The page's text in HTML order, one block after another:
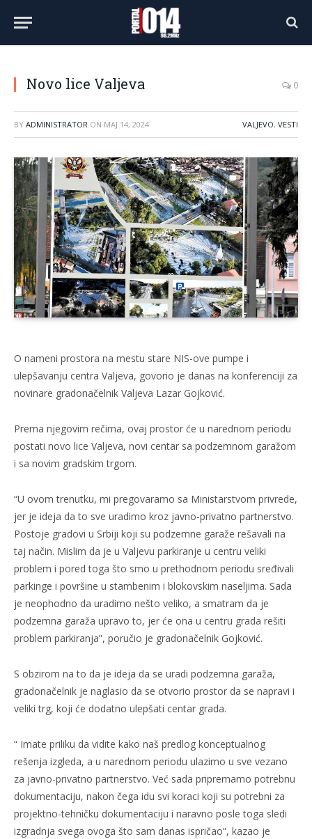
Novo lice Valjeva 0
BY ADMINISTRATOR ON МАЈ 14, 2024 VALJEVO, VESTI
O nameni prostora na mestu stare NIS-ove pumpe i
ulepšavanju centra Valjeva, govorio je danas na konferenciji za
novinare gradonačelnik Valjeva Lazar Gojković.
Prema njegovim rečima, ovaj prostor će u narednom periodu
postati novo lice Valjeva, novi centar sa podzemnom garažom
i sa novim gradskim trgom.
“U ovom trenutku, mi pregovaramo sa Ministarstvom privrede,
jer je ideja da to sve uradimo kroz javno-privatno partnerstvo.
Postoje gradovi u Srbiji koji su podzemne garaže rešavali na
taj način. Mislim da je u Valjevu parkiranje u centru veliki
problem i pored toga što smo u prethodnom periodu sređivali
parkinge i površine u stambenim i blokovskim naseljima. Sada
je neophodno da uradimo nešto veliko, a smatram da je
podzemna garaža upravo to, jer će ona u centru grada rešiti
problem parkiranja”, poručio je gradonačelnik Gojković.
S obzirom na to da je ideja da se uradi podzemna garaža,
gradonačelnik je naglasio da se otvorio prostor da se napravi i
veliki trg, koji će dodatno ulepšati centar grada.
“ Imate priliku da vidite kako naš predlog konceptualnog
rešenja izgleda, a u narednom periodu ulazimo u sve vezano
za javno-privatno partnerstvo. Već sada pripremamo potrebnu
dokumentaciju, nakon čega idu svi koraci koji su potrebni za
projektno-tehničku dokumentaciju i naravno posle toga sledi
izgradnja svega ovoga što sam danas ispričao”, kazao je